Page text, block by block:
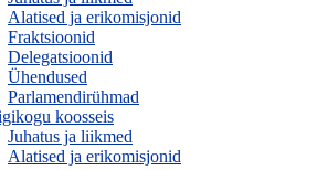
Alatised ja erikomisjonid
Fraktsioonid
Delegatsioonid
Ühendused
Parlamendirühmad
koosseis
Juhatus ja liikmed
Alatised ja erikomisjonid